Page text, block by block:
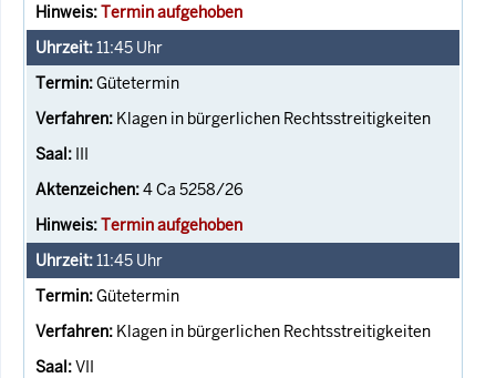
Termin aufgehoben
11:45 Uhr
Gütetermin
Klagen in bürgerlichen Rechtsstreitigkeiten
III
4 Ca 5258/26
Termin aufgehoben
11:45 Uhr
Gütetermin
Klagen in bürgerlichen Rechtsstreitigkeiten
VII